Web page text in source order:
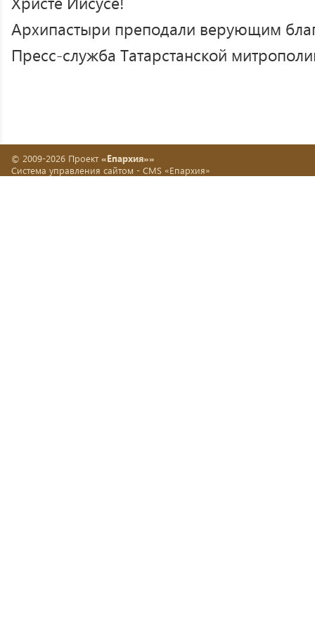
Архипастыри преподали верующим
Пресс-служба Татарстанской
© 2009-2026 Проект «Епархия»»
Система управления сайтом - CMS «Епархия»